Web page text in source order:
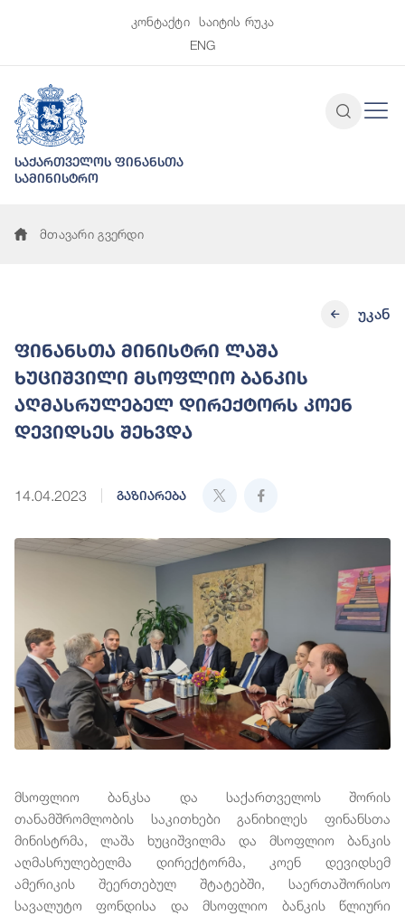
კონტაქტი
საიტის რუკა
ENG
საქართველოს ფინანსთა
სამინისტრო
მთავარი გვერდი
ფინანსთა მინისტრი ლაშა
ხუციშვილი მსოფლიო ბანკის
აღმასრულებელ დირექტორს კოენ
დევიდსეს შეხვდა
14.04.2023 გაზიარება
უკან
მსოფლიო ბანკსა და საქართველოს შორის
თანამშრომლობის საკითხები განიხილეს ფინანსთა
მინისტრმა, ლაშა ხუციშვილმა და მსოფლიო ბანკის
აღმასრულებელმა დირექტორმა, კოენ დევიდსემ
ამერიკის შეერთებულ შტატებში, საერთაშორისო
სავალუტო ფონდისა და მსოფლიო ბანკის წლიური